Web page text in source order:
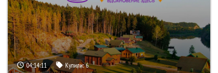
04:14:10 Купили:6